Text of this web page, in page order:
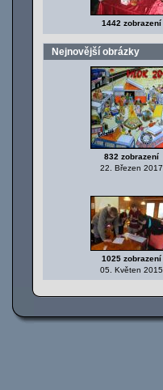
1442 zobrazení
Nejnovější obrázky
832 zobrazení
22. Březen 2017
1025 zobrazení
05. Květen 2015